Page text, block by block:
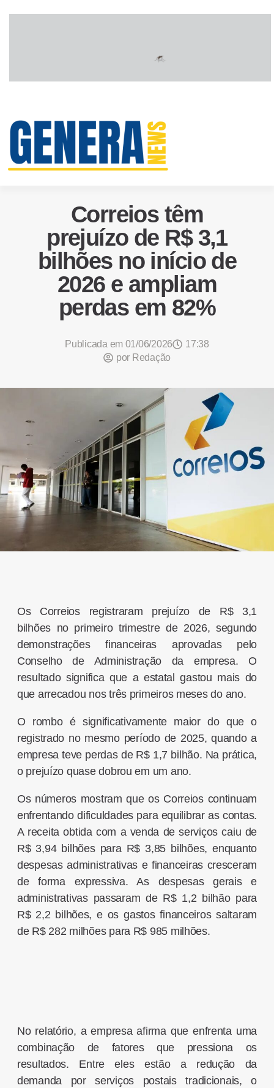
Correios têm
prejuízo de R$ 3,1
bilhões no início de
2026 e ampliam
perdas em 82%
Publicada em 01/06/2026
17:38
por Redação
Os Correios registraram prejuízo de R$ 3,1
bilhões no primeiro trimestre de 2026, segundo
demonstrações financeiras aprovadas pelo
Conselho de Administração da empresa. O
resultado significa que a estatal gastou mais do
que arrecadou nos três primeiros meses do ano.
O rombo é significativamente maior do que o
registrado no mesmo período de 2025, quando a
empresa teve perdas de R$ 1,7 bilhão. Na prática,
o prejuízo quase dobrou em um ano.
Os números mostram que os Correios continuam
enfrentando dificuldades para equilibrar as contas.
A receita obtida com a venda de serviços caiu de
R$ 3,94 bilhões para R$ 3,85 bilhões, enquanto
despesas administrativas e financeiras cresceram
de forma expressiva. As despesas gerais e
administrativas passaram de R$ 1,2 bilhão para
R$ 2,2 bilhões, e os gastos financeiros saltaram
de R$ 282 milhões para R$ 985 milhões.
No relatório, a empresa afirma que enfrenta uma
combinação de fatores que pressiona os
resultados. Entre eles estão a redução da
demanda por serviços postais tradicionais, o